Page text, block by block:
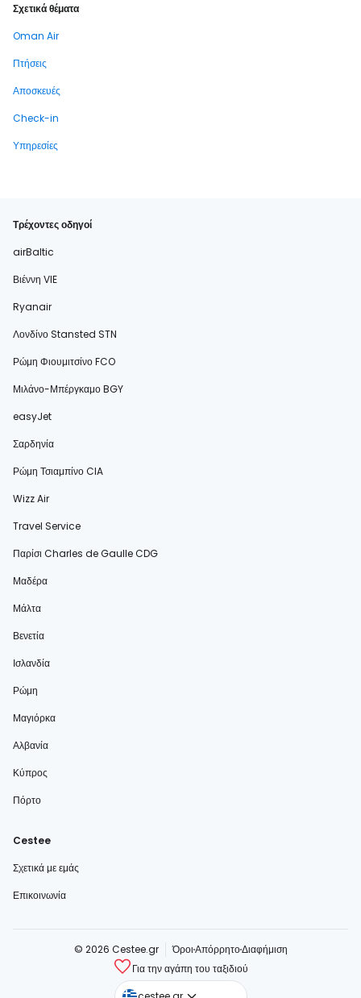
Σχετικά θέματα
Oman Air
Πτήσεις
Αποσκευές
Check-in
Υπηρεσίες
Τρέχοντες οδηγοί
airBaltic
Βιέννη VIE
Ryanair
Λονδίνο Stansted STN
Ρώμη Φιουμιτσίνο FCO
Μιλάνο-Μπέργκαμο BGY
easyJet
Σαρδηνία
Ρώμη Τσιαμπίνο CIA
Wizz Air
Travel Service
Παρίσι Charles de Gaulle CDG
Μαδέρα
Μάλτα
Βενετία
Ισλανδία
Ρώμη
Μαγιόρκα
Αλβανία
Κύπρος
Πόρτο
Cestee
Σχετικά με εμάς
Επικοινωνία
© 2026 Cestee.gr ΌροιΑπόρρητοΔιαφήμιση
Για την αγάπη του ταξιδιού
cestee.com